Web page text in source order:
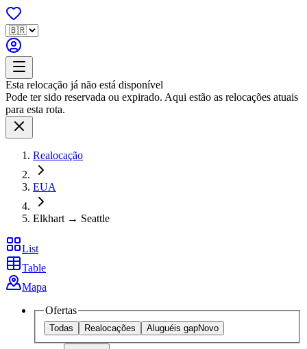
Esta relocação já não está disponível
Pode ter sido reservada ou expirado. Aqui estão as relocações atuais
para esta rota.
Realocação
EUA
Elkhart → Seattle
List
Table
Mapa
Ofertas
Todas Realocações Aluguéis gapNovo